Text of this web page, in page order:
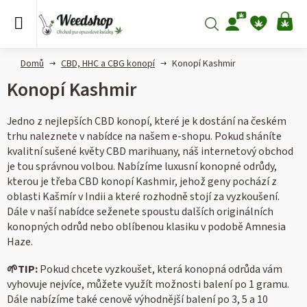
Hledat
Domů CBD, HHC a CBG konopí Konopí Kashmir
Konopí Kashmir
Jedno z nejlepších CBD konopí, které je k dostání na českém
trhu naleznete v nabídce na našem e-shopu. Pokud sháníte
kvalitní sušené květy CBD marihuany, náš internetový obchod
je tou správnou volbou. Nabízíme luxusní konopné odrůdy,
kterou je třeba CBD konopí Kashmir, jehož geny pochází z
oblasti Kašmír v Indii a které rozhodně stojí za vyzkoušení.
Dále v naší nabídce seženete spoustu dalších originálních
konopných odrůd nebo oblíbenou klasiku v podobě Amnesia
Haze.
🌱TIP:Pokud chcete vyzkoušet, která konopná odrůda vám
vyhovuje nejvíce, můžete využít možnosti balení po 1 gramu.
Dále nabízíme také cenově výhodnější balení po 3, 5 a 10